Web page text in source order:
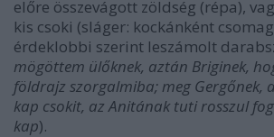
előre összevágott zöldség (répa),
kis csoki (sláger: kockánként
érdeklobbi szerint leszámolt
mögöttem ülőknek, aztán Briginek,
földrajz szorgalmiba; meg Gergőnek,
kap csokit, az Anitának tuti rosszul
kap).